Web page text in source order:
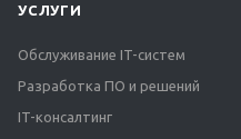
УСЛУГИ
Обслуживание IT-систем
Разработка ПО и решений
IT-консалтинг